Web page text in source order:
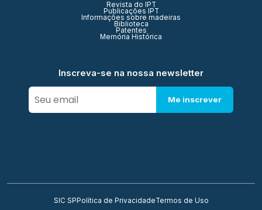
Revista do IPT
Publicações IPT
Informações sobre madeiras
Biblioteca
Patentes
Memória Histórica
Inscreva-se na nossa newsletter
Me inscrever
SIC SP Política de PrivacidadeTermos de Uso